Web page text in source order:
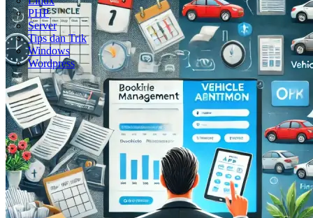
PHP
Server
Tips dan Trik
Windows
Wordpress